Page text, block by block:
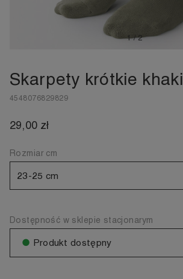
1/2
Skarpety krótkie khaki
4548076829829
29,00 zł
Rozmiar cm
23-25 cm
Dostępność w sklepie stacjonarym
● Produkt dostępny